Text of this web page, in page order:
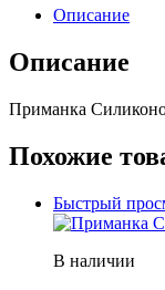
Описание
Описание
Приманка
Похожие
Быстрый
В наличии